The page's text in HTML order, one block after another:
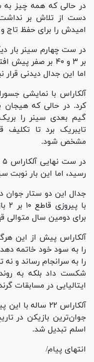
در حالی که همه چیز به
امیدش را برای حفظ
بر ۳ و ۴۰ بر صفر
اما این جدال دیدنی قرار
آلکاراس با نمایشی
کرد. در حالی که هیجان
گیم بعدی سینر را
تایبریک برد تا
مشخص شود.
رسید، اما این بار نوبت
جدال این دو ستار جوان
با
برای دومین سال متوالی
را به سود خود خاتمه
را به سرانجام رساند و نه
ایتالیایی در مسابقات
جوان‌ترین بازیکن در
اسلم تبدیل شد.
انتهای پیام/